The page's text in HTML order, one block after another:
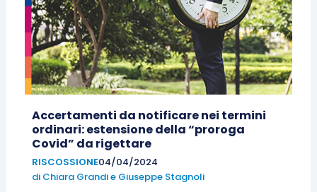
Accertamenti da notificare nei termini
ordinari: estensione della “proroga
Covid” da rigettare
RISCOSSIONE04/04/2024
di Chiara Grandie Giuseppe Stagnoli